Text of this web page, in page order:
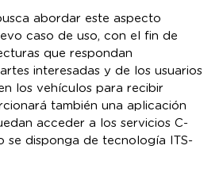
abordar este aspecto
caso de uso, con el fin de
que respondan
interesadas y de los usuarios
los vehículos para recibir
también una aplicación
acceder a los servicios C-
se disponga de tecnología ITS-